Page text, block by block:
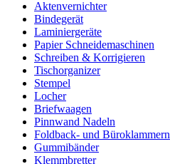
Aktenvernichter
Bindegerät
Laminiergeräte
Papier Schneidemaschinen
Schreiben & Korrigieren
Tischorganizer
Stempel
Locher
Briefwaagen
Pinnwand Nadeln
Foldback- und Büroklammern
Gummibänder
Klemmbretter